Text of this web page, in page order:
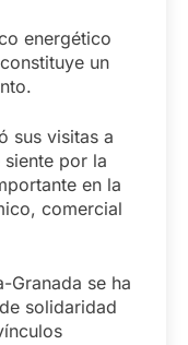
energético
un
sus visitas a
por la
en la
comercial
Granada se ha
solidaridad